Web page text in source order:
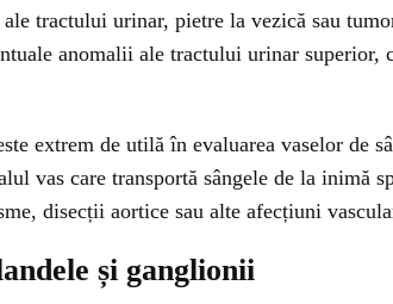
tractului urinar, pietre la vezică sau
anomalii ale tractului urinar
extrem de utilă în evaluarea vaselor de
vas care transportă sângele de la inimă
disecții aortice sau alte afecțiuni
și ganglionii